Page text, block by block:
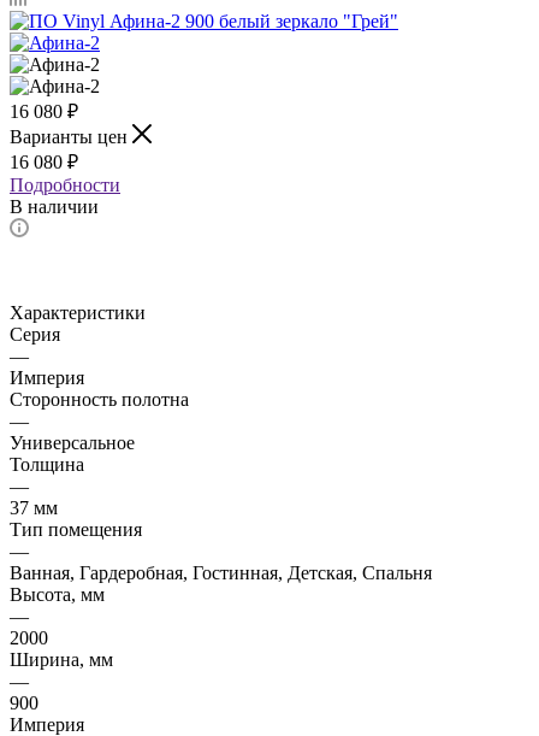
16 080 ₽
Варианты цен
16 080 ₽
Подробности
В наличии
Характеристики
Серия
—
Империя
Сторонность полотна
—
Универсальное
Толщина
—
37 мм
Тип помещения
—
Ванная, Гардеробная, Гостинная, Детская, Спальня
Высота, мм
—
2000
Ширина, мм
—
900
Империя